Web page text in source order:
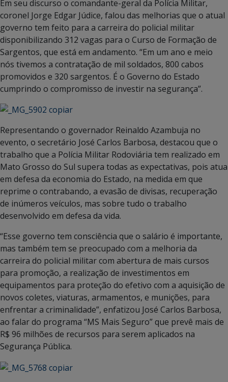
Em seu discurso o comandante-geral da Polícia Militar,
coronel Jorge Edgar Júdice, falou das melhorias que o atual
governo tem feito para a carreira do policial militar
disponibilizando 312 vagas para o Curso de Formação de
Sargentos, que está em andamento. “Em um ano e meio
nós tivemos a contratação de mil soldados, 800 cabos
promovidos e 320 sargentos. É o Governo do Estado
cumprindo o compromisso de investir na segurança”.
Representando o governador Reinaldo Azambuja no
evento, o secretário José Carlos Barbosa, destacou que o
trabalho que a Polícia Militar Rodoviária tem realizado em
Mato Grosso do Sul supera todas as expectativas, pois atua
em defesa da economia do Estado, na medida em que
reprime o contrabando, a evasão de divisas, recuperação
de inúmeros veículos, mas sobre tudo o trabalho
desenvolvido em defesa da vida.
“Esse governo tem consciência que o salário é importante,
mas também tem se preocupado com a melhoria da
carreira do policial militar com abertura de mais cursos
para promoção, a realização de investimentos em
equipamentos para proteção do efetivo com a aquisição de
novos coletes, viaturas, armamentos, e munições, para
enfrentar a criminalidade”, enfatizou José Carlos Barbosa,
ao falar do programa “MS Mais Seguro” que prevê mais de
R$ 96 milhões de recursos para serem aplicados na
Segurança Pública.